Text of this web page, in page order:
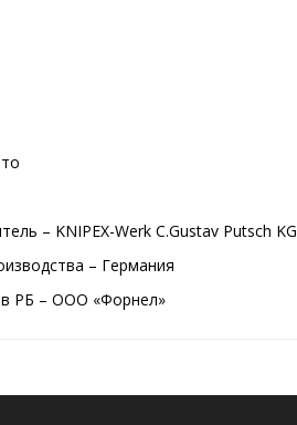
– KNIPEX-Werk C.Gustav Putsch KG
– Германия
РБ – ООО «Форнел»